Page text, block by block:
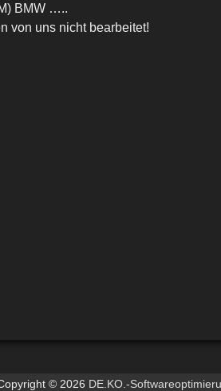
BMW …..
von uns nicht bearbeitet!
© 2026 DE.KO.-